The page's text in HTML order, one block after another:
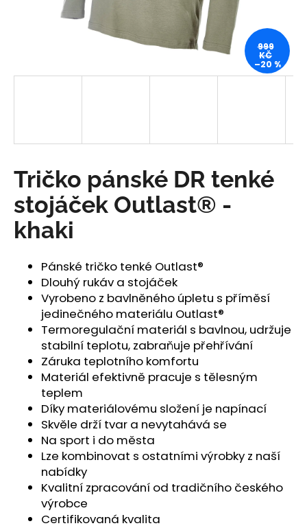
Tričko pánské DR tenké
stojáček Outlast® -
khaki
Pánské tričko tenké Outlast®
Dlouhý rukáv a stojáček
Vyrobeno z bavlněného úpletu s příměsí
jedinečného materiálu Outlast®
Termoregulační materiál s bavlnou, udržuje
stabilní teplotu, zabraňuje přehřívání
Záruka teplotního komfortu
Materiál efektivně pracuje s tělesným
teplem
Díky materiálovému složení je napínací
Skvěle drží tvar a nevytahává se
Na sport i do města
Lze kombinovat s ostatními výrobky z naší
nabídky
Kvalitní zpracování od tradičního českého
výrobce
Certifikovaná kvalita
999
KČ
–20 %
t
D
o
PONOŽKY
NÍZKÉ
OUTLAST®
ČERNÁ
129